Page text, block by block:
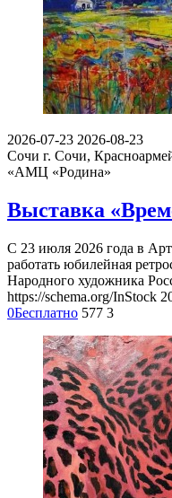
2026-07-23 2026-08-23
Сочи г. Сочи,
«АМЦ «Родина»
Выставка
С 23 июля 2026 года в
работать юбилейная
Народного художника
https://schema.org/InStock
0Бесплатно 577 3